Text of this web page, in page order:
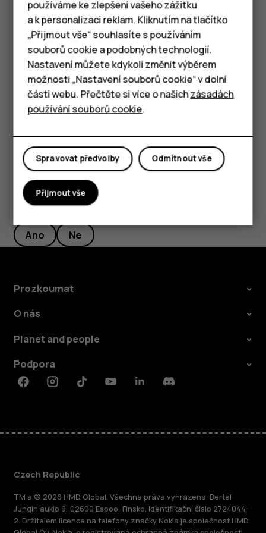
Chytré telefony
Tlačítkové telefony
Tablety
vyberte požadovanou dobu.
Vypnutí budíku
Když budík zvoní, přetáhněte ho doprava.
Odstranění budíku
Klepněte naHodiny>access_alarmBUDÍK. Vyberte budík a klepněte
Pomohlo vám to?
Ano Ne
Prozkoumat
O nás
Planet and people
Podpora
FacebookInstagramTiktokYoutubeLinkedinDiscord
Czech Republic
TM a © 2026 HMD Global. Všechna práva vyhrazena. Bertel
Jungin aukio 9, 02600 Espoo, Finsko. Identifikační číslo 2724044-
2. Držitelem licence na telefony značky Nokia je společnost HMD
používáme ke zlepšení vašeho zážitku
a k personalizaci reklam. Kliknutím na tlačítko
„Přijmout vše“ souhlasíte s používáním
souborů cookie a podobných technologií.
Nastavení můžete kdykoli změnit výběrem
možnosti „Nastavení souborů cookie“ v dolní
části webu. Přečtěte si více o našichzásadách
používání souborů cookie.
Odmítnout vše
Spravovat předvolby
Přijmout vše